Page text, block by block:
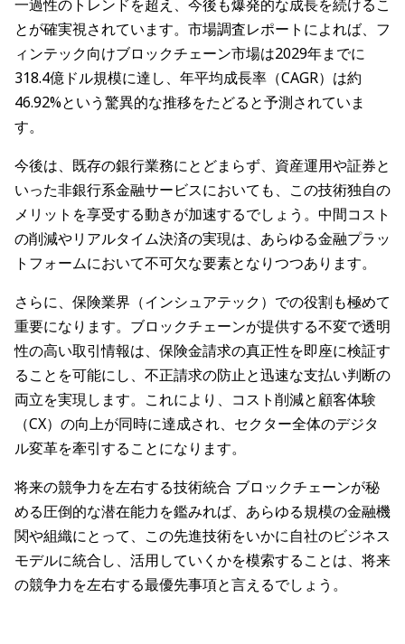
一過性のトレンドを超え、今後も爆発的な成長を続けるこ
とが確実視されています。市場調査レポートによれば、フ
ィンテック向けブロックチェーン市場は2029年までに
318.4億ドル規模に達し、年平均成長率（CAGR）は約
46.92%という驚異的な推移をたどると予測されていま
す。
今後は、既存の銀行業務にとどまらず、資産運用や証券と
いった非銀行系金融サービスにおいても、この技術独自の
メリットを享受する動きが加速するでしょう。中間コスト
の削減やリアルタイム決済の実現は、あらゆる金融プラッ
トフォームにおいて不可欠な要素となりつつあります。
さらに、保険業界（インシュアテック）での役割も極めて
重要になります。ブロックチェーンが提供する不変で透明
性の高い取引情報は、保険金請求の真正性を即座に検証す
ることを可能にし、不正請求の防止と迅速な支払い判断の
両立を実現します。これにより、コスト削減と顧客体験
（CX）の向上が同時に達成され、セクター全体のデジタ
ル変革を牽引することになります。
将来の競争力を左右する技術統合 ブロックチェーンが秘
める圧倒的な潜在能力を鑑みれば、あらゆる規模の金融機
関や組織にとって、この先進技術をいかに自社のビジネス
モデルに統合し、活用していくかを模索することは、将来
の競争力を左右する最優先事項と言えるでしょう。